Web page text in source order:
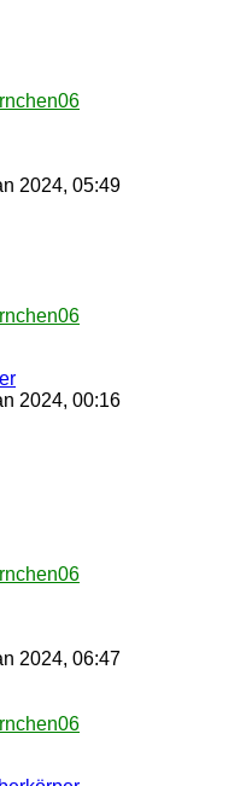
2024, 05:49
2024, 00:16
2024, 06:47